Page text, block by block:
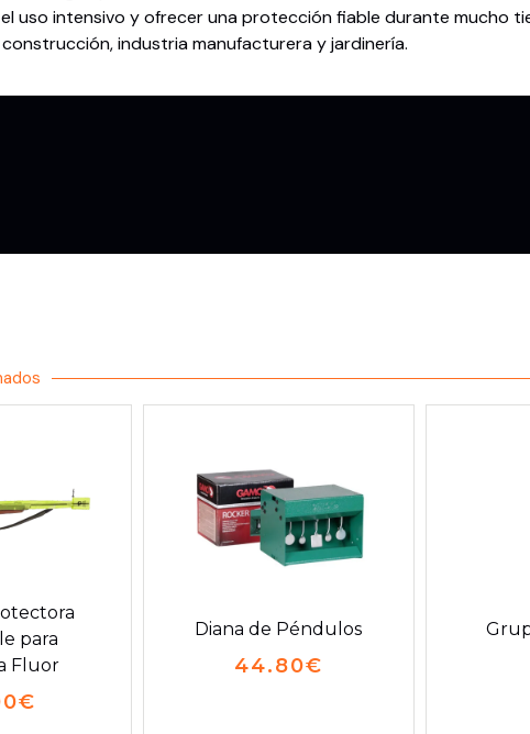
intensivo y ofrecer una protección fiable durante mucho
industria manufacturera y jardinería.
para
Fluor
€
Diana de Péndulos
44.80€